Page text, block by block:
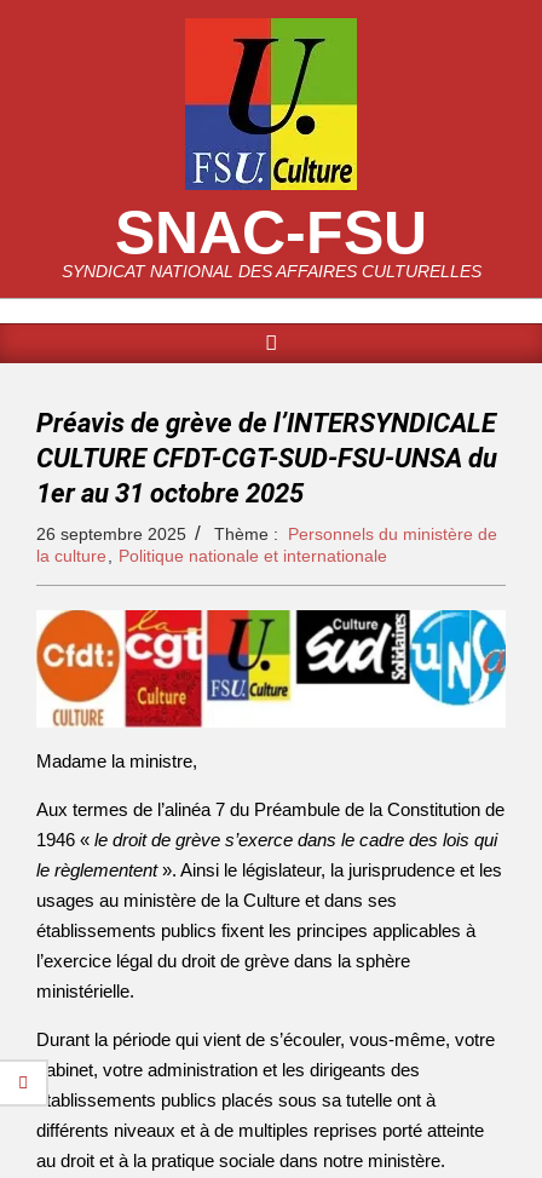
SNAC-FSU
SYNDICAT NATIONAL DES AFFAIRES CULTURELLES
Préavis de grève de l’INTERSYNDICALE
CULTURE CFDT-CGT-SUD-FSU-UNSA du
1er au 31 octobre 2025
26 septembre 2025 Thème :
Personnels du ministère de
la culture
Politique nationale et internationale
Madame la ministre,
Aux termes de l’alinéa 7 du Préambule de la Constitution de
1946 « le droit de grève s’exerce dans le cadre des lois qui
le règlementent». Ainsi le législateur, la jurisprudence et les
usages au ministère de la Culture et dans ses
établissements publics fixent les principes applicables à
l’exercice légal du droit de grève dans la sphère
ministérielle.
Durant la période qui vient de s’écouler, vous-même, votre
cabinet, votre administration et les dirigeants des
établissements publics placés sous sa tutelle ont à
différents niveaux et à de multiples reprises porté atteinte
au droit et à la pratique sociale dans notre ministère.